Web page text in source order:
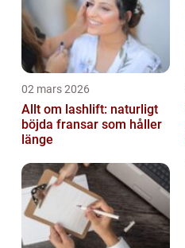
02 mars 2026
Allt om lashlift: naturligt
böjda fransar som håller
länge